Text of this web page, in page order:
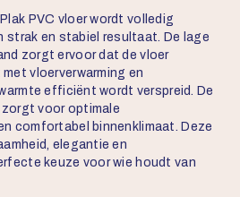
PVC vloer wordt volledig
strak en stabiel resultaat. De lage
zorgt ervoor dat de vloer
vloerverwarming en
efficiënt wordt verspreid. De
voor optimale
comfortabel binnenklimaat. Deze
elegantie en
keuze voor wie houdt van